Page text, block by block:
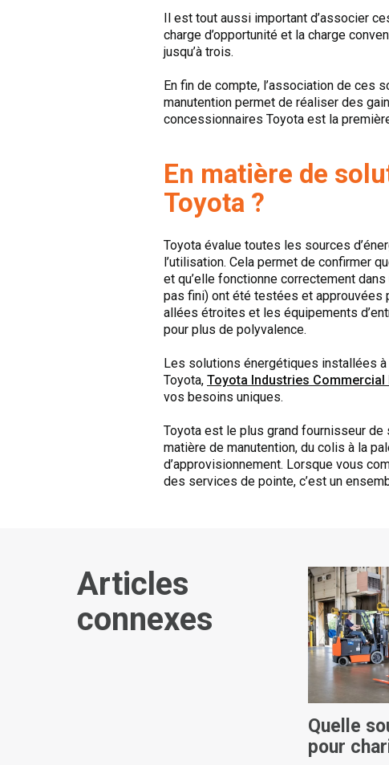
Il est tout aussi important d’associer
charge d’opportunité et la charge
jusqu’à trois.
En fin de compte, l’association de ces
manutention permet de réaliser des
concessionnaires Toyota est la
En matière de
Toyota ?
Toyota évalue toutes les sources
l’utilisation. Cela permet de confirmer
et qu’elle fonctionne correctement
pas fini) ont été testées et approuvées
allées étroites et les équipements
pour plus de polyvalence.
Les solutions énergétiques installées à
Toyota, Toyota Industries Commercial
vos besoins uniques.
Toyota est le plus grand fournisseur
matière de manutention, du colis à la
d’approvisionnement. Lorsque vous
des services de pointe, c’est un
Articles
connexes
Quelle
pour